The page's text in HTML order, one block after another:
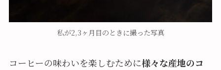
私が2,3ヶ月目のときに撮った写真
コーヒーの味わいを楽しむために様々な産地のコ